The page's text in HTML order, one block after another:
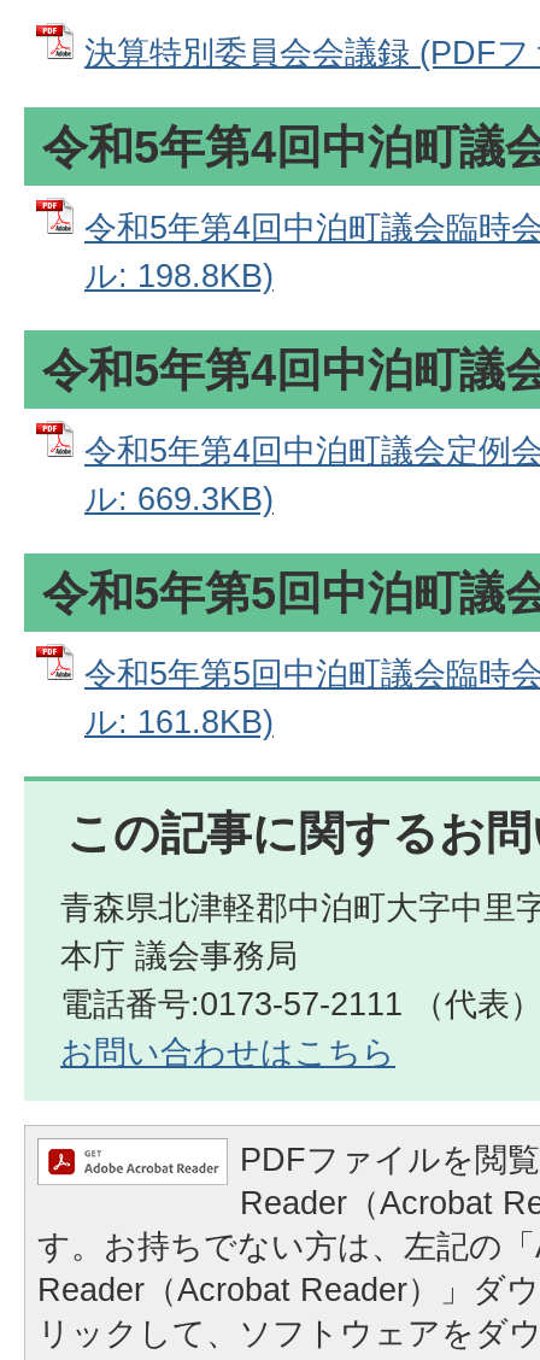
決算特別委員会会議録 (PDF
令和5年第4回中泊町議
令和5年第4回中泊町議会臨時
ル: 198.8KB)
令和5年第4回中泊町議
令和5年第4回中泊町議会定例
ル: 669.3KB)
令和5年第5回中泊町議
令和5年第5回中泊町議会臨時
ル: 161.8KB)
この記事に関するお
青森県北津軽郡中泊町大字中里
本庁 議会事務局
電話番号:0173-57-2111 （代表
お問い合わせはこちら
PDFファイルを閲
Reader（Acrobat
す。お持ちでない方は、左記の
Reader（Acrobat Reader）」ダ
リックして、ソフトウェアをダ